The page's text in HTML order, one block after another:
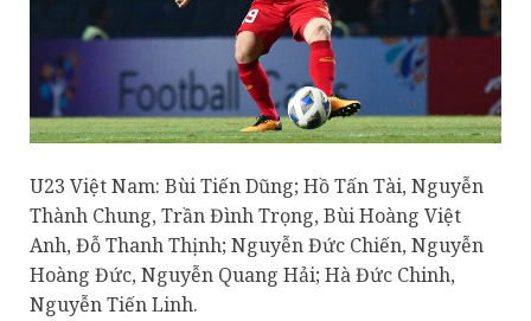
U23 Việt Nam: Bùi Tiến Dũng; Hồ Tấn Tài, Nguyễn
Thành Chung, Trần Đình Trọng, Bùi Hoàng Việt
Anh, Đỗ Thanh Thịnh; Nguyễn Đức Chiến, Nguyễn
Hoàng Đức, Nguyễn Quang Hải; Hà Đức Chinh,
Nguyễn Tiến Linh.